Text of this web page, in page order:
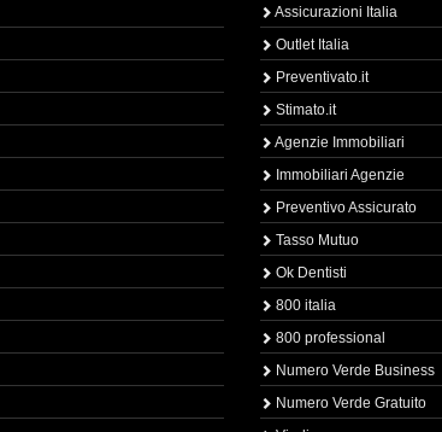
Assicurazioni Italia
Outlet Italia
Preventivato.it
Stimato.it
Agenzie Immobiliari
Immobiliari Agenzie
Preventivo Assicurato
Tasso Mutuo
Ok Dentisti
800 italia
800 professional
Numero Verde Business
Numero Verde Gratuito